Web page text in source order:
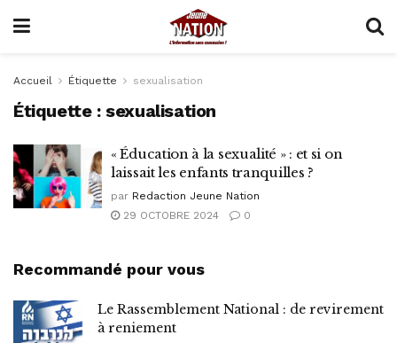
Accueil Étiquette sexualisation
Étiquette : sexualisation
« Éducation à la sexualité » : et si on
laissait les enfants tranquilles ?
par Redaction Jeune Nation
29 OCTOBRE 2024
0
Recommandé pour vous
Le Rassemblement National : de revirement
à reniement